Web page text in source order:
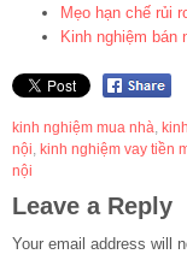
Mẹo hạn chế rủi
Kinh nghiệm bán
kinh nghiệm mua nhà,
nội, kinh nghiệm vay tiền
nội
Leave a Reply
Your email address will